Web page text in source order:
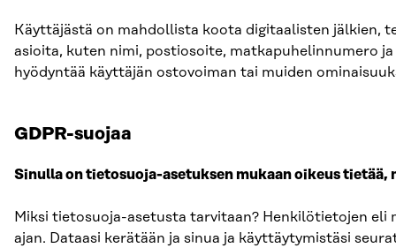
Käyttäjästä on mahdollista koota digitaalisten jälkien,
asioita, kuten nimi, postiosoite, matkapuhelinnumero
hyödyntää käyttäjän ostovoiman tai muiden
GDPR-suojaa
Sinulla on tietosuoja-asetuksen mukaan oikeus
Miksi tietosuoja-asetusta tarvitaan? Henkilötietojen eli
ajan. Dataasi kerätään ja sinua ja käyttäytymistäsi